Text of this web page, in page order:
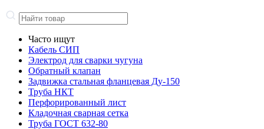
Часто ищут
Кабель СИП
Электрод для сварки чугуна
Обратный клапан
Задвижка стальная фланцевая Ду-150
Труба НКТ
Перфорированный лист
Кладочная сварная сетка
Труба ГОСТ 632-80